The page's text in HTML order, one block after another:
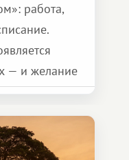
работа,
— и желание
что-то